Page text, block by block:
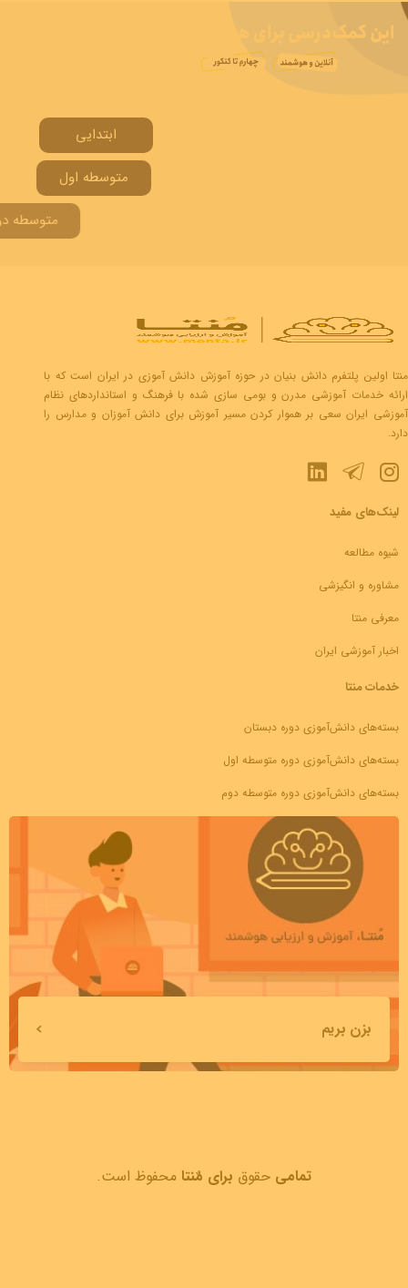
ابتدایی
متوسطه اول
منتا اولین پلتفرم دانش بنیان در حوزه آموزش دانش آموزی در ایران است که با
ارائه خدمات آموزشی مدرن و بومی سازی شده با فرهنگ و استانداردهای نظام
آموزشی ایران سعی بر هموار کردن مسیر آموزش برای دانش آموزان و مدارس را
دارد.
لینک‌های مفید
شیوه مطالعه
مشاوره و انگیزشی
معرفی منتا
اخبار آموزشی ایران
خدمات منتا
بسته‌های دانش‌آموزی دوره دبستان
بسته‌های دانش‌آموزی دوره متوسطه اول
بسته‌های دانش‌آموزی دوره متوسطه دوم
بزن بریم
تمامی حقوق برای مٌنتا محفوظ است.